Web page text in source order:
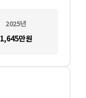
2025년
1,645만원